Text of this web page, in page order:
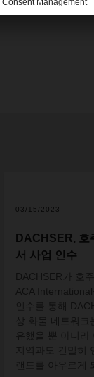
03/15/2023
DACHSER, 호
서 사업 인수
DACHSER 가 호주
ACA International
인수를
상
화물 네트워크는
유했을
뿐 아니라
지역과도
아우르게